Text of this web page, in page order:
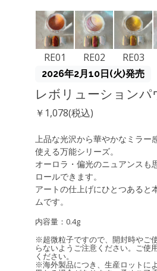
RE01 RE02 RE03
2026年2月10日(火)発売
レボリューションパ
￥1,078(税込)
上品な光沢から華やかなミラー
使える万能シリーズ。
オーロラ・偏光のニュアンスも
ロールできます。
アートの仕上げにひとつあると
ムです。
内容量：0.4g
※超微粒子ですので、開封時やご
らないようご注意ください。ご使
ください。
※海外製品につき、生産ロットに